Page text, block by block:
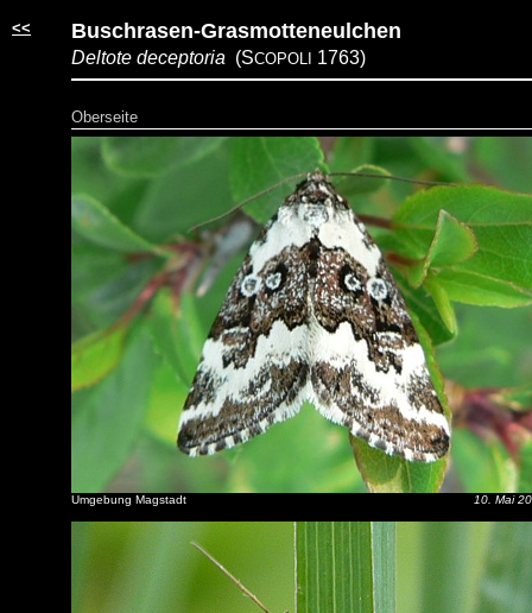
<< Buschrasen-Grasmotteneulchen
Deltote deceptoria (SCOPOLI 1763)
Oberseite
Umgebung Magstadt 10. Mai